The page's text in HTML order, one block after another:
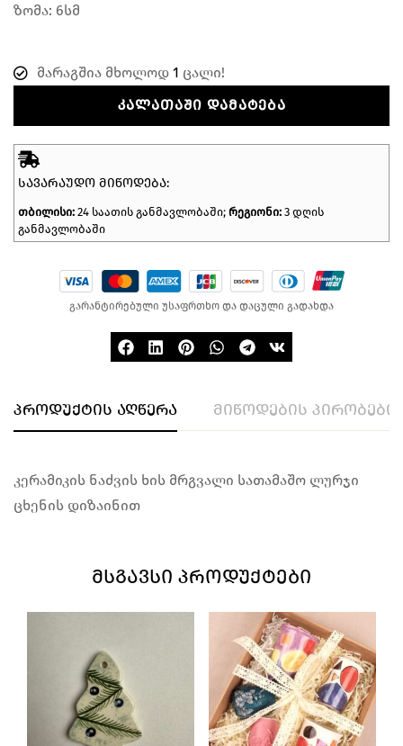
ზომა: 6სმ
მარაგშია მხოლოდ 1 ცალი!
ᲙᲐᲚᲐᲗᲐᲨᲘ ᲓᲐᲛᲐᲢᲔᲑᲐ
ᲡᲐᲕᲐᲠᲐᲣᲓᲝ ᲛᲘᲬᲝᲓᲔᲑᲐ:
თბილისი: 24 საათის განმავლობაში; რეგიონი: 3 დღის
განმავლობაში
გარანტირებული უსაფრთხო და დაცული გადახდა
პროდუქტის აღწერა მიწოდების პირობები
კერამიკის ნაძვის ხის მრგვალი სათამაშო ლურჯი
ცხენის დიზაინით
ᲛᲡᲒᲐᲕᲡᲘ ᲞᲠᲝᲓᲣᲥᲢᲔᲑᲘ